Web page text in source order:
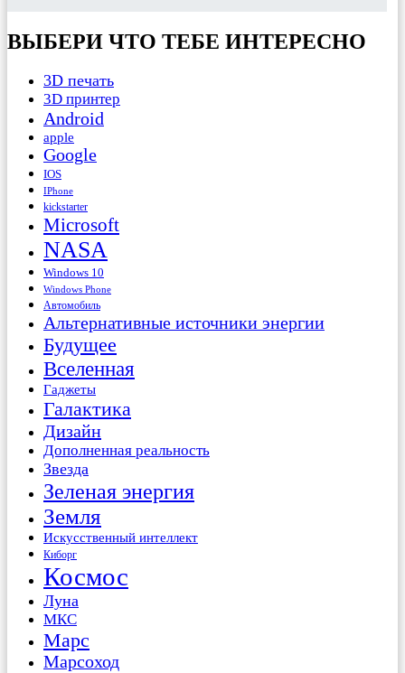
ВЫБЕРИ ЧТО ТЕБЕ ИНТЕРЕСНО
3D печать
3D принтер
Android
apple
Google
IOS
IPhone
kickstarter
Microsoft
NASA
Windows 10
Windows Phone
Автомобиль
Альтернативные источники энергии
Будущее
Вселенная
Гаджеты
Галактика
Дизайн
Дополненная реальность
Звезда
Зеленая энергия
Земля
Искусственный интеллект
Киборг
Космос
Луна
МКС
Марс
Марсоход